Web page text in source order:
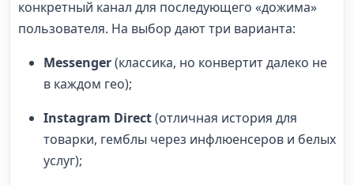
конкретный канал для последующего «дожима»
пользователя. На выбор дают три варианта:
Messenger(классика, но конвертит далеко не
в каждом гео);
Instagram Direct(отличная история для
товарки, гемблы через инфлюенсеров и белых
услуг);